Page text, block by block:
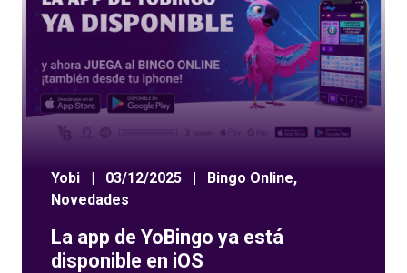
Yobi | 03/12/2025 | Bingo Online,
Novedades
La app de YoBingo ya está
disponible en iOS